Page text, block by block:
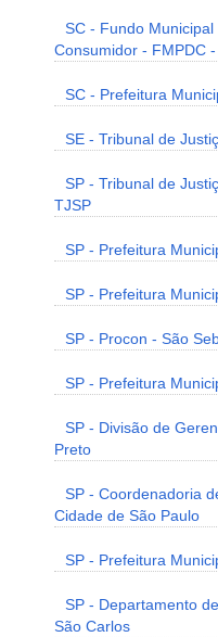
SC - Fundo
Consumidor - FMPDC
SC - Prefeitura
SE - Tribunal de
SP - Tribunal de
TJSP
SP - Prefeitura
SP - Prefeitura
SP - Procon - São
SP - Prefeitura
SP - Divisão de
Preto
SP - Coordenadoria
Cidade de São Paulo
SP - Prefeitura
SP - Departamento
São Carlos